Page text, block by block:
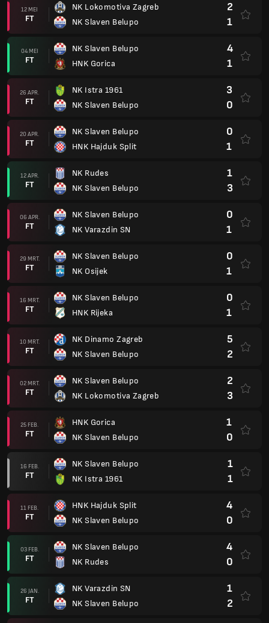
12 MEI
FT
NK Lokomotiva Zagreb
NK Slaven Belupo
2
1
04 MEI
FT
NK Slaven Belupo
HNK Gorica
4
1
26 APR.
FT
NK Istra 1961
NK Slaven Belupo
3
0
20 APR.
FT
NK Slaven Belupo
HNK Hajduk Split
0
1
12 APR.
FT
NK Rudes
NK Slaven Belupo
1
3
06 APR.
FT
NK Slaven Belupo
NK Varazdin SN
0
1
29 MRT.
FT
NK Slaven Belupo
NK Osijek
0
1
16 MRT.
FT
NK Slaven Belupo
HNK Rijeka
0
1
10 MRT.
FT
NK Dinamo Zagreb
NK Slaven Belupo
5
2
02 MRT.
FT
NK Slaven Belupo
NK Lokomotiva Zagreb
2
3
25 FEB.
FT
HNK Gorica
NK Slaven Belupo
1
0
16 FEB.
FT
NK Slaven Belupo
NK Istra 1961
1
1
11 FEB.
FT
HNK Hajduk Split
NK Slaven Belupo
4
0
03 FEB.
FT
NK Slaven Belupo
NK Rudes
4
0
26 JAN.
FT
NK Varazdin SN
NK Slaven Belupo
1
2